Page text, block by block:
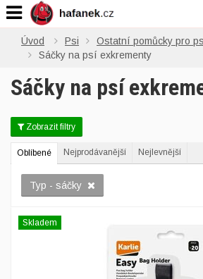
Úvod Psi
Ostatní pomůcky pro
Sáčky na psí exkrementy
Sáčky na psí
Zobrazit filtry
Oblíbené Nejprodávanější Nejlevnější
Typ - sáčky
Skladem